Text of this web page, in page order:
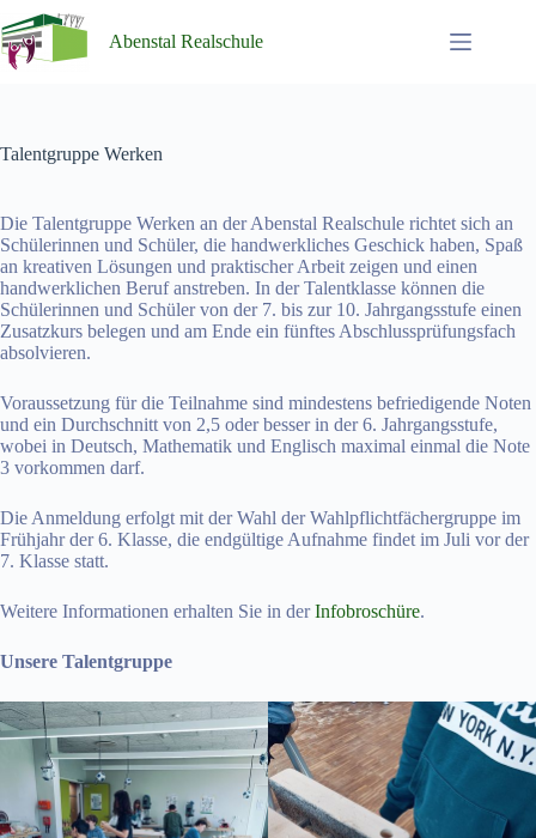
Inhalt
springen
Abenstal Realschule
Talentgruppe Werken
Die Talentgruppe Werken an der Abenstal Realschule richtet sich an
Schülerinnen und Schüler, die handwerkliches Geschick haben, Spaß
an kreativen Lösungen und praktischer Arbeit zeigen und einen
handwerklichen Beruf anstreben. In der Talentklasse können die
Schülerinnen und Schüler von der 7. bis zur 10. Jahrgangsstufe einen
Zusatzkurs belegen und am Ende ein fünftes Abschlussprüfungsfach
absolvieren.
Voraussetzung für die Teilnahme sind mindestens befriedigende Noten
und ein Durchschnitt von 2,5 oder besser in der 6. Jahrgangsstufe,
wobei in Deutsch, Mathematik und Englisch maximal einmal die Note
3 vorkommen darf.
Die Anmeldung erfolgt mit der Wahl der Wahlpflichtfächergruppe im
Frühjahr der 6. Klasse, die endgültige Aufnahme findet im Juli vor der
7. Klasse statt.
Weitere Informationen erhalten Sie in derInfobroschüre.
Unsere Talentgruppe